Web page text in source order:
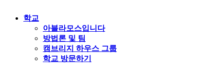
학교
아블라모스입니다
방법론 및 팀
캠브리지 하우스 그룹
학교 방문하기